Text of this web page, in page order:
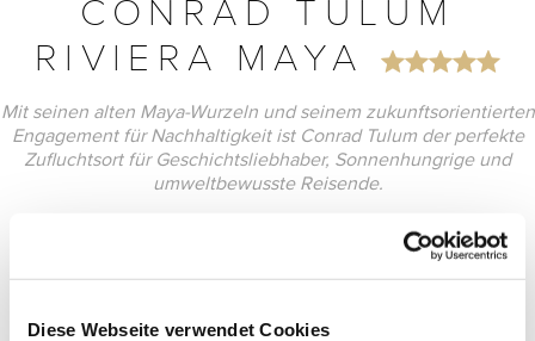
Diese Webseite verwendet Cookies
CONRAD TULUM
RIVIERA MAYA
Mit seinen alten Maya-Wurzeln und seinem zukunftsorientierten
Engagement für Nachhaltigkeit ist Conrad Tulum der perfekte
Zufluchtsort für Geschichtsliebhaber, Sonnenhungrige und
umweltbewusste Reisende.